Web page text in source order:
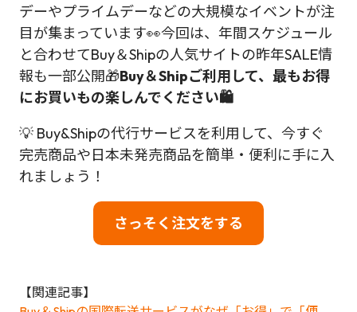
デーやプライムデーなどの大規模なイベントが注
目が集まっています👀今回は、年間スケジュール
と合わせてBuy＆Shipの人気サイトの昨年SALE情
報も一部公開🎁Buy＆Shipご利用して、最もお得
にお買いもの楽しんでください🛍
💡 Buy&Shipの代行サービスを利用して、今すぐ
完売商品や日本未発売商品を簡単・便利に手に入
れましょう！
さっそく注文をする
【関連記事】